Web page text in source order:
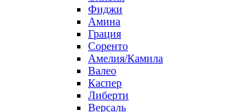
Фиджи
Амина
Грация
Соренто
Амелия/Камила
Валео
Каспер
Либерти
Версаль